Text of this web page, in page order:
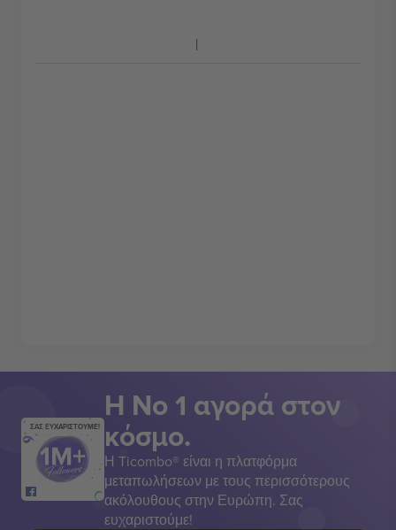
ΣΑΣ ΕΥΧΑΡΙΣΤΟΥΜΕ!
Η Νο 1 αγορά στον
κόσμο.
Η Ticombo® είναι η πλατφόρμα
μεταπωλήσεων με τους περισσότερους
ακόλουθους στην Ευρώπη. Σας
ευχαριστούμε!